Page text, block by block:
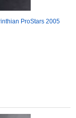
ProStars 2005